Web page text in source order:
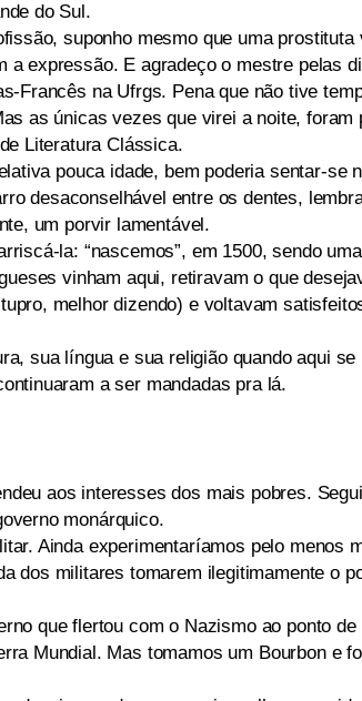
do Sul.
suponho mesmo que uma prostituta
a expressão. E agradeço o mestre pelas
Francês na Ufrgs. Pena que não tive
as únicas vezes que virei a noite, foram
Literatura Clássica.
pouca idade, bem poderia sentar-se
desaconselhável entre os dentes,
um porvir lamentável.
la: “nascemos”, em 1500, sendo
vinham aqui, retiravam o que
melhor dizendo) e voltavam
sua língua e sua religião quando aqui se
a ser mandadas pra lá.
aos interesses dos mais pobres.
monárquico.
Ainda experimentaríamos pelo menos
dos militares tomarem ilegitimamente o
que flertou com o Nazismo ao ponto de
Mundial. Mas tomamos um Bourbon e